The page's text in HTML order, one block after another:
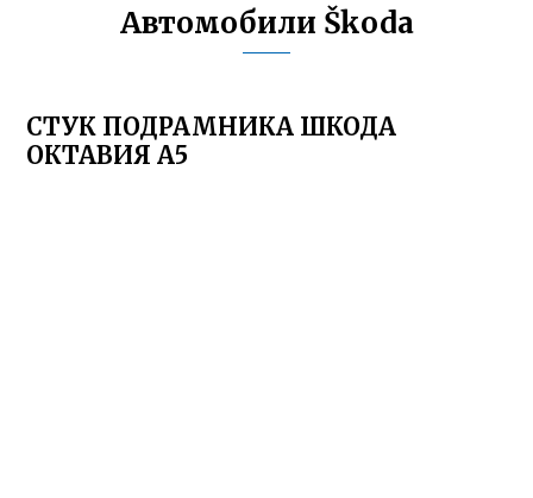
Автомобили Škoda
СТУК ПОДРАМНИКА ШКОДА
ОКТАВИЯ А5